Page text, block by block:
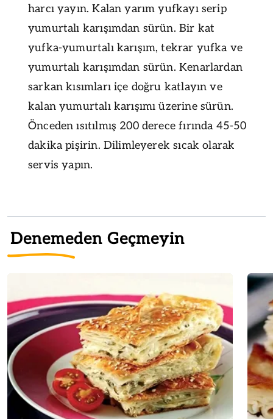
harcı yayın. Kalan yarım yufkayı serip
yumurtalı karışımdan sürün. Bir kat
yufka-yumurtalı karışım, tekrar yufka ve
yumurtalı karışımdan sürün. Kenarlardan
sarkan kısımları içe doğru katlayın ve
kalan yumurtalı karışımı üzerine sürün.
Önceden ısıtılmış 200 derece fırında 45-50
dakika pişirin. Dilimleyerek sıcak olarak
servis yapın.
Denemeden Geçmeyin